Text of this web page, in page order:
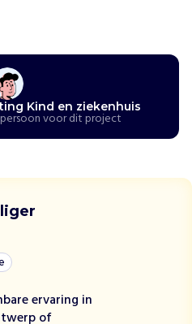
Kind en ziekenhuis
voor dit project
ervaring in
of